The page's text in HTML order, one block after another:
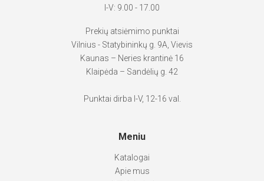
I-V: 9.00 - 17.00
Prekių atsiėmimo punktai
Vilnius - Statybininkų g. 9A, Vievis
Kaunas – Neries krantinė 16
Klaipėda – Sandėlių g. 42
Punktai dirba I-V, 12-16 val.
Meniu
Katalogai
Apie mus